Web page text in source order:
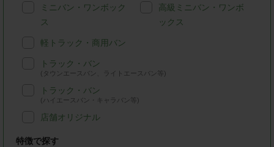
ミニバン・ワンボック
ス
高級ミニバン・ワンボ
ックス
軽トラック・商用バン
トラック・バン
(タウンエースバン、ライトエースバン等)
トラック・バン
(ハイエースバン・キャラバン等)
店舗オリジナル
特徴で探す